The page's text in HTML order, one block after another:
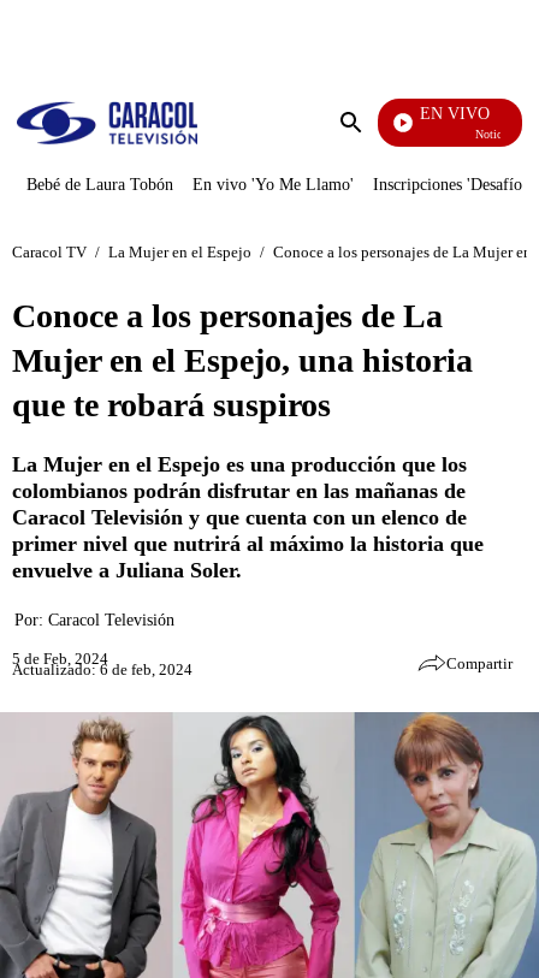
Enviar
EN VIVO
Noticias Caracol
Bebé de Laura Tobón En vivo 'Yo Me Llamo' Inscripciones 'Desafío'
Caracol TV / La Mujer en el Espejo / Conoce a los personajes de La Mujer
Conoce a los personajes de La
Mujer en el Espejo, una historia
que te robará suspiros
La Mujer en el Espejo es una producción que los
colombianos podrán disfrutar en las mañanas de
Caracol Televisión y que cuenta con un elenco de
primer nivel que nutrirá al máximo la historia que
envuelve a Juliana Soler.
Por: Caracol Televisión
5 de Feb, 2024
Actualizado: 6 de feb, 2024 Compartir